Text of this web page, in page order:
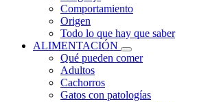
Comportamiento
Origen
Todo lo que hay que saber
ALIMENTACIÓN
Qué pueden comer
Adultos
Cachorros
Gatos con patologías